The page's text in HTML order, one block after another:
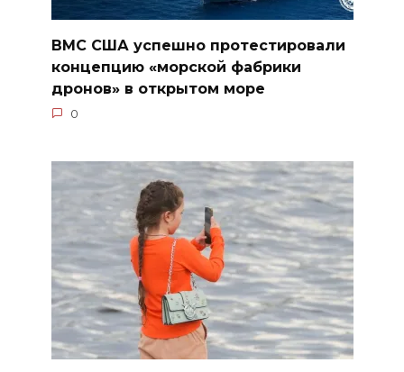
ВМС США успешно протестировали
концепцию «морской фабрики
дронов» в открытом море
0